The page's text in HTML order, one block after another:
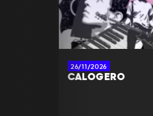
26/11/2026
CALOGERO